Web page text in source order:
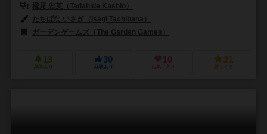
樫尾 忠英（Tadahide Kashio）
たちばな いさぎ（Isagi Tachibana）
ガーデンゲームズ（The Garden Games）
13
興味あり
30
経験あり
10
お気に入り
21
持ってる